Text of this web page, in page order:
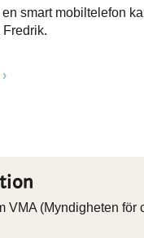
smart mobiltelefon
VMA (Myndigheten för